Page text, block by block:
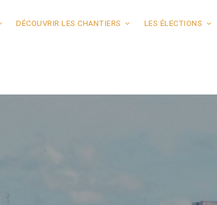
DÉCOUVRIR LES CHANTIERS LES ÉLECTIONS